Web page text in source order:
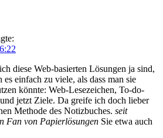
diese Web-basierten Lösungen ja sind,
einfach zu viele, als dass man sie
könnte: Web-Lesezeichen, To-do-
jetzt Ziele. Da greife ich doch lieber
Methode des Notizbuches. seit
Fan von Papierlösungen Sie etwa auch